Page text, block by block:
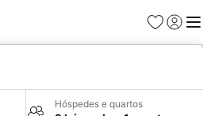
Favoritos
Iniciar
Hóspedes e quartos